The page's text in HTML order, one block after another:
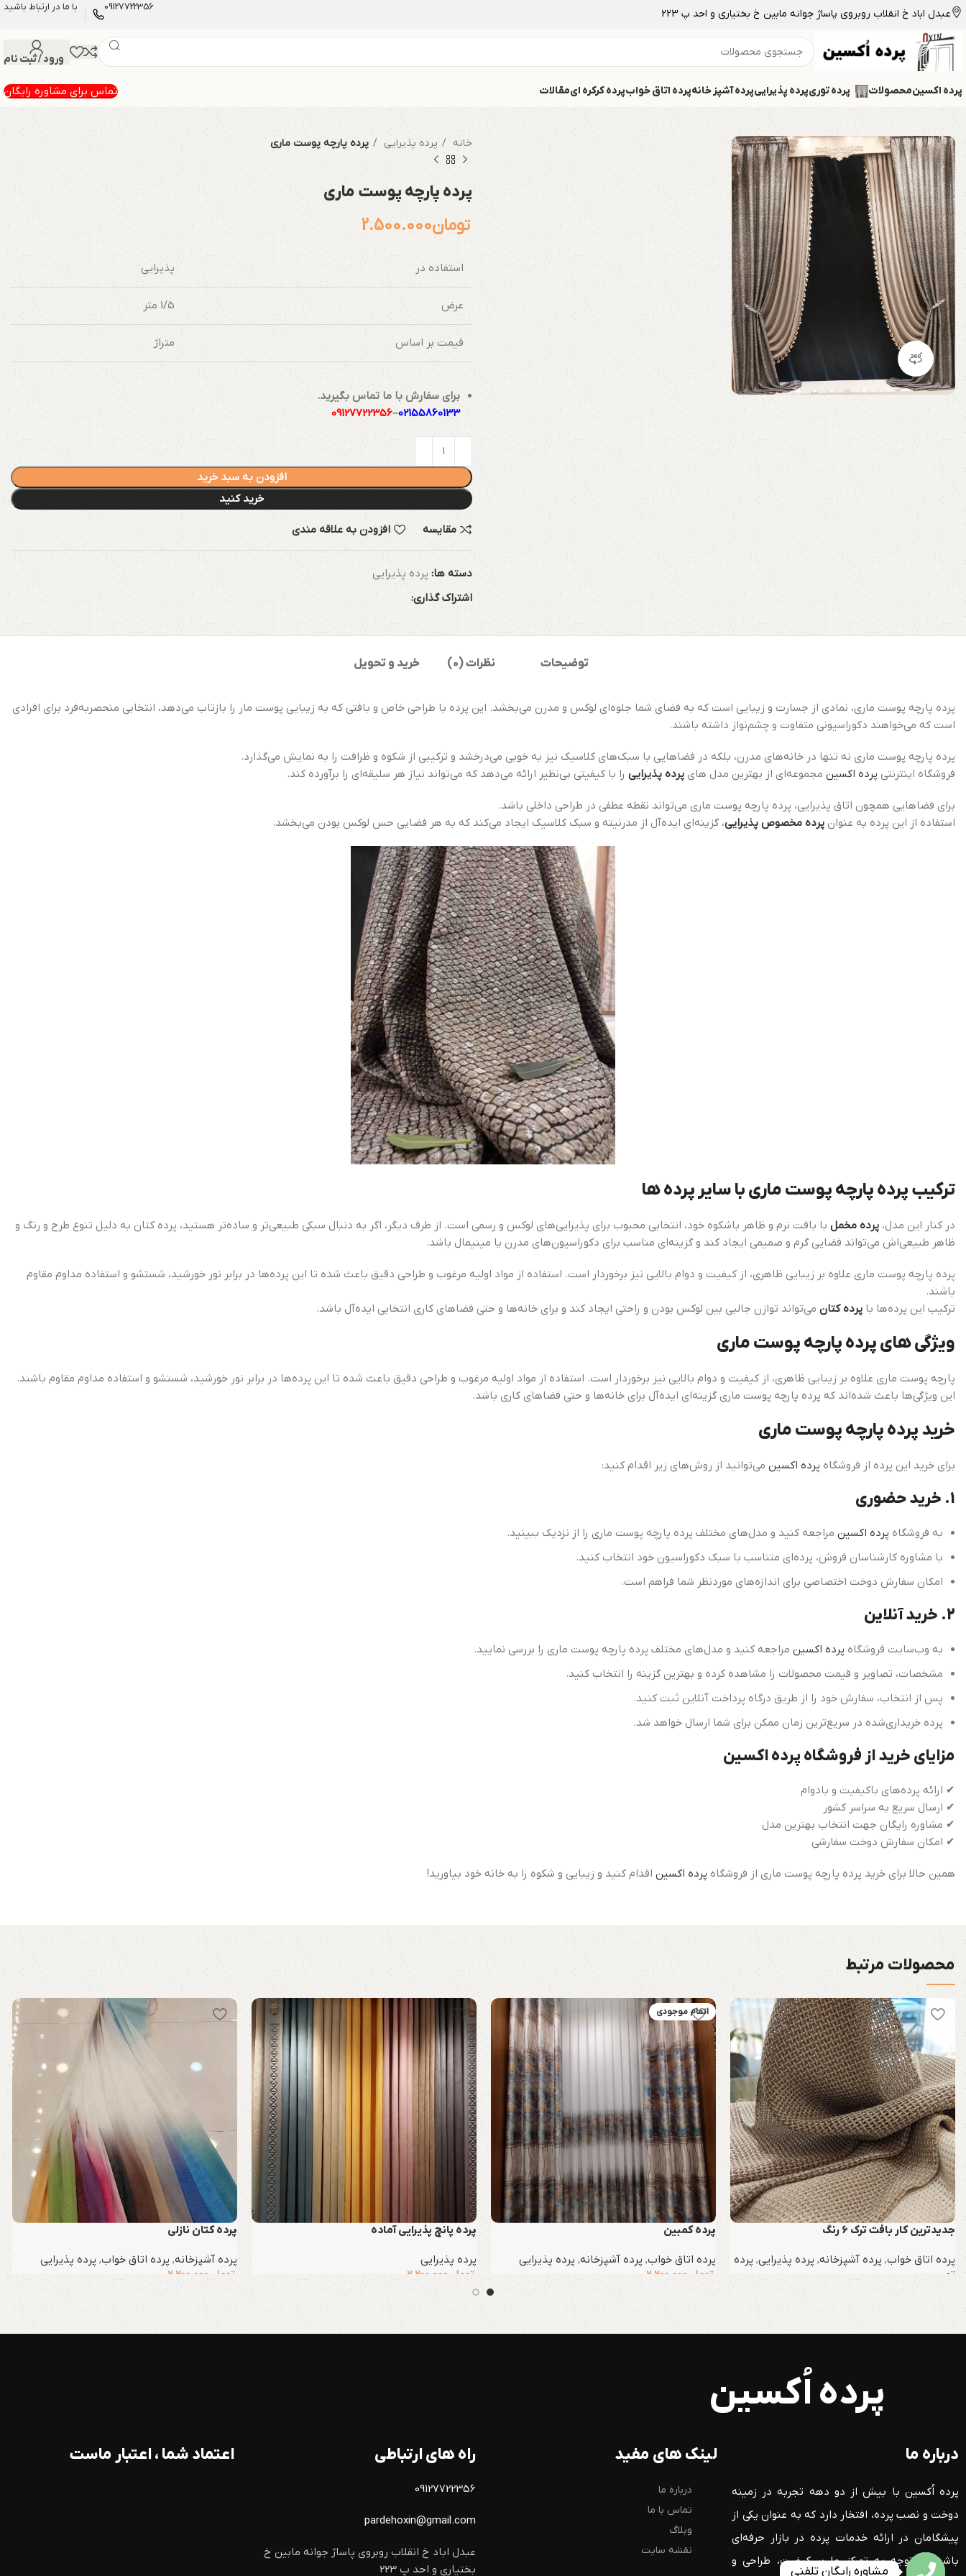
عبدل اباد خ انقلاب روبروی پاساژ جوانه مابین خ بختیاری و احد پ 223
09127722356 با ما در ارتباط باشید
ورود / ثبت نام
پرده اکسینمحصولات پرده توریپرده پذیراییپرده آشپز خانهپرده اتاق خوابپرده کرکره ایمقالات تماس برای مشاوره رایگان
خانه پرده پذیرایی پرده پارچه پوست ماری
پرده پارچه پوست ماری
تومان2.500.000
استفاده در پذیرایی
عرض 1/5 متر
قیمت بر اساس متراژ
برای سفارش با ما تماس بگیرید.
02155860133
–
09127722356
افزودن به سبد خرید
خرید کنید
مقایسه افزودن به علاقه مندی
دسته ها: پرده پذیرایی
اشتراک گذاری:
توضیحات نظرات (0) خرید و تحویل
پرده پارچه پوست ماری، نمادی از جسارت و زیبایی است که به فضای شما جلوه‌ای لوکس و مدرن می‌بخشد. این پرده با طراحی خاص و بافتی که به زیبایی پوست مار را بازتاب می‌دهد، انتخابی منحصربه‌فرد برای افرادی
است که می‌خواهند دکوراسیونی متفاوت و چشم‌نواز داشته باشند.
پرده پارچه پوست ماری نه تنها در خانه‌های مدرن، بلکه در فضاهایی با سبک‌های کلاسیک نیز به خوبی می‌درخشد و ترکیبی از شکوه و ظرافت را به نمایش می‌گذارد.
فروشگاه اینترنتی پرده اکسین مجموعه‌ای از بهترین مدل‌ های پرده پذیرایی را با کیفیتی بی‌نظیر ارائه می‌دهد که می‌تواند نیاز هر سلیقه‌ای را برآورده کند.
برای فضاهایی همچون اتاق پذیرایی، پرده پارچه پوست ماری می‌تواند نقطه عطفی در طراحی داخلی باشد.
استفاده از این پرده به عنوان پرده مخصوص پذیرایی، گزینه‌ای ایده‌آل از مدرنیته و سبک کلاسیک ایجاد می‌کند که به هر فضایی حس لوکس بودن می‌بخشد.
ترکیب پرده پارچه پوست ماری با سایر پرده ها
در کنار این مدل، پرده مخمل با بافت نرم و ظاهر باشکوه خود، انتخابی محبوب برای پذیرایی‌های لوکس و رسمی است. از طرف دیگر، اگر به دنبال سبکی طبیعی‌تر و ساده‌تر هستید، پرده کتان به دلیل تنوع طرح و رنگ و
ظاهر طبیعی‌اش می‌تواند فضایی گرم و صمیمی ایجاد کند و گزینه‌ای مناسب برای دکوراسیون‌های مدرن یا مینیمال باشد.
پرده پارچه پوست ماری علاوه بر زیبایی ظاهری، از کیفیت و دوام بالایی نیز برخوردار است. استفاده از مواد اولیه مرغوب و طراحی دقیق باعث شده تا این پرده‌ها در برابر نور خورشید، شستشو و استفاده مداوم مقاوم
باشند.
ترکیب این پرده‌ها با پرده کتان می‌تواند توازن جالبی بین لوکس بودن و راحتی ایجاد کند و برای خانه‌ها و حتی فضاهای کاری انتخابی ایده‌آل باشد.
ویژگی های پرده پارچه پوست ماری
پارچه پوست ماری علاوه بر زیبایی ظاهری، از کیفیت و دوام بالایی نیز برخوردار است. استفاده از مواد اولیه مرغوب و طراحی دقیق باعث شده تا این پرده‌ها در برابر نور خورشید، شستشو و استفاده مداوم مقاوم باشند.
این ویژگی‌ها باعث شده‌اند که پرده پارچه پوست ماری گزینه‌ای ایده‌آل برای خانه‌ها و حتی فضاهای کاری باشد.
خرید پرده پارچه پوست ماری
برای خرید این پرده از فروشگاه پرده اکسین می‌توانید از روش‌های زیر اقدام کنید:
1. خرید حضوری
به فروشگاه پرده اکسین مراجعه کنید و مدل‌های مختلف پرده پارچه پوست ماری را از نزدیک ببینید.
با مشاوره کارشناسان فروش، پرده‌ای متناسب با سبک دکوراسیون خود انتخاب کنید.
امکان سفارش دوخت اختصاصی برای اندازه‌های موردنظر شما فراهم است.
2. خرید آنلاین
به وب‌سایت فروشگاه پرده اکسین مراجعه کنید و مدل‌های مختلف پرده پارچه پوست ماری را بررسی نمایید.
مشخصات، تصاویر و قیمت محصولات را مشاهده کرده و بهترین گزینه را انتخاب کنید.
پس از انتخاب، سفارش خود را از طریق درگاه پرداخت آنلاین ثبت کنید.
پرده خریداری‌شده در سریع‌ترین زمان ممکن برای شما ارسال خواهد شد.
مزایای خرید از فروشگاه پرده اکسین
✔ ارائه پرده‌های باکیفیت و بادوام
✔ ارسال سریع به سراسر کشور
✔ مشاوره رایگان جهت انتخاب بهترین مدل
✔ امکان سفارش دوخت سفارشی
همین حالا برای خرید پرده پارچه پوست ماری از فروشگاه پرده اکسین اقدام کنید و زیبایی و شکوه را به خانه خود بیاورید!
محصولات مرتبط
جدیدترین کار بافت ترک 6 رنگ
پرده اتاق خواب, پرده آشپزخانه, پرده پذیرایی, پرده
توری
اتمام موجودی
پرده کمبین
پرده اتاق خواب, پرده آشپزخانه, پرده پذیرایی
تومان 2.200.000
پرده پانچ پذیرایی آماده
پرده پذیرایی
تومان 2.200.000
پرده کتان نازلی
پرده آشپزخانه, پرده اتاق خواب, پرده پذیرایی
تومان 2.200.000
پرده اُکسین
درباره ما
پرده اُکسین با بیش از دو دهه تجربه در زمینه
دوخت و نصب پرده، افتخار دارد که به عنوان یکی از
پیشگامان در ارائه خدمات پرده در بازار حرفه‌ای
باشد. با توجه به تمرکز ما بر کیفیت، طراحی و
لینک های مفید
درباره ما
تماس با ما
وبلاگ
نقشه سایت
راه های ارتباطی
09127722356
pardehoxin@gmail.com
عبدل اباد خ انقلاب روبروی پاساژ جوانه مابین خ
بختیاری و احد پ 223
اعتماد شما ، اعتبار ماست
مشاوره رایگان تلفنی